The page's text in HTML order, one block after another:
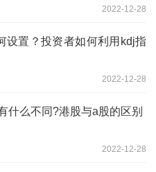
2022-12-28
设置？投资者如何利用kdj指
2022-12-28
什么不同?港股与a股的区别
2022-12-28